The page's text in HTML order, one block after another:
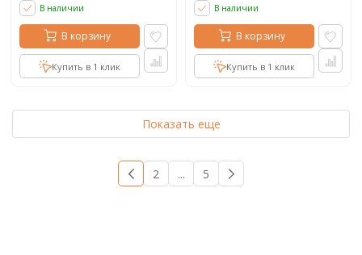
В наличии
В корзину
Купить в 1 клик
В наличии
В корзину
Купить в 1 клик
Показать еще
1 2 ... 5 →